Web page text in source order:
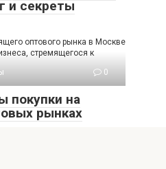
и секреты
оптового рынка в Москве
стремящегося к
0
покупки на
рынках